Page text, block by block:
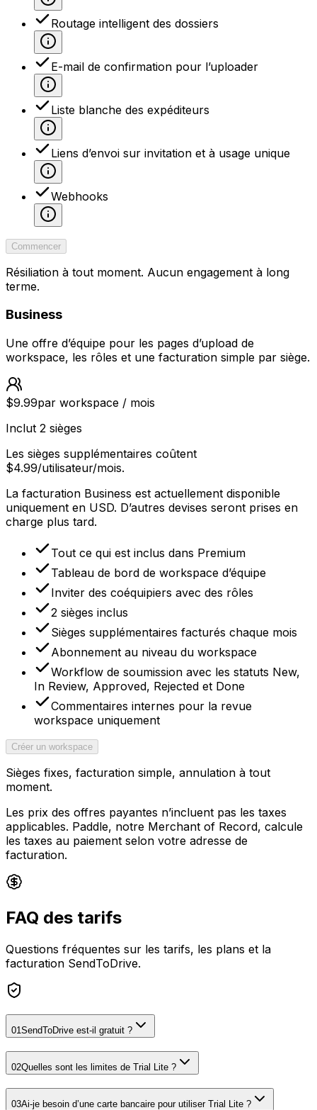
Routage intelligent des dossiers
E-mail de confirmation pour l’uploader
Liste blanche des expéditeurs
Liens d’envoi sur invitation et à usage unique
Webhooks
Commencer
Résiliation à tout moment. Aucun engagement à long
terme.
Business
Une offre d’équipe pour les pages d’upload de
workspace, les rôles et une facturation simple par siège.
$9.99par workspace / mois
Inclut 2 sièges
Les sièges supplémentaires coûtent
$4.99/utilisateur/mois.
La facturation Business est actuellement disponible
uniquement en USD. D’autres devises seront prises en
charge plus tard.
Tout ce qui est inclus dans Premium
Tableau de bord de workspace d’équipe
Inviter des coéquipiers avec des rôles
2 sièges inclus
Sièges supplémentaires facturés chaque mois
Abonnement au niveau du workspace
Workflow de soumission avec les statuts New,
In Review, Approved, Rejected et Done
Commentaires internes pour la revue
workspace uniquement
Créer un workspace
Sièges fixes, facturation simple, annulation à tout
moment.
Les prix des offres payantes n’incluent pas les taxes
applicables. Paddle, notre Merchant of Record, calcule
les taxes au paiement selon votre adresse de
facturation.
FAQ des tarifs
Questions fréquentes sur les tarifs, les plans et la
facturation SendToDrive.
01SendToDrive est-il gratuit ?
02Quelles sont les limites de Trial Lite ?
03Ai-je besoin d’une carte bancaire pour utiliser Trial Lite ?